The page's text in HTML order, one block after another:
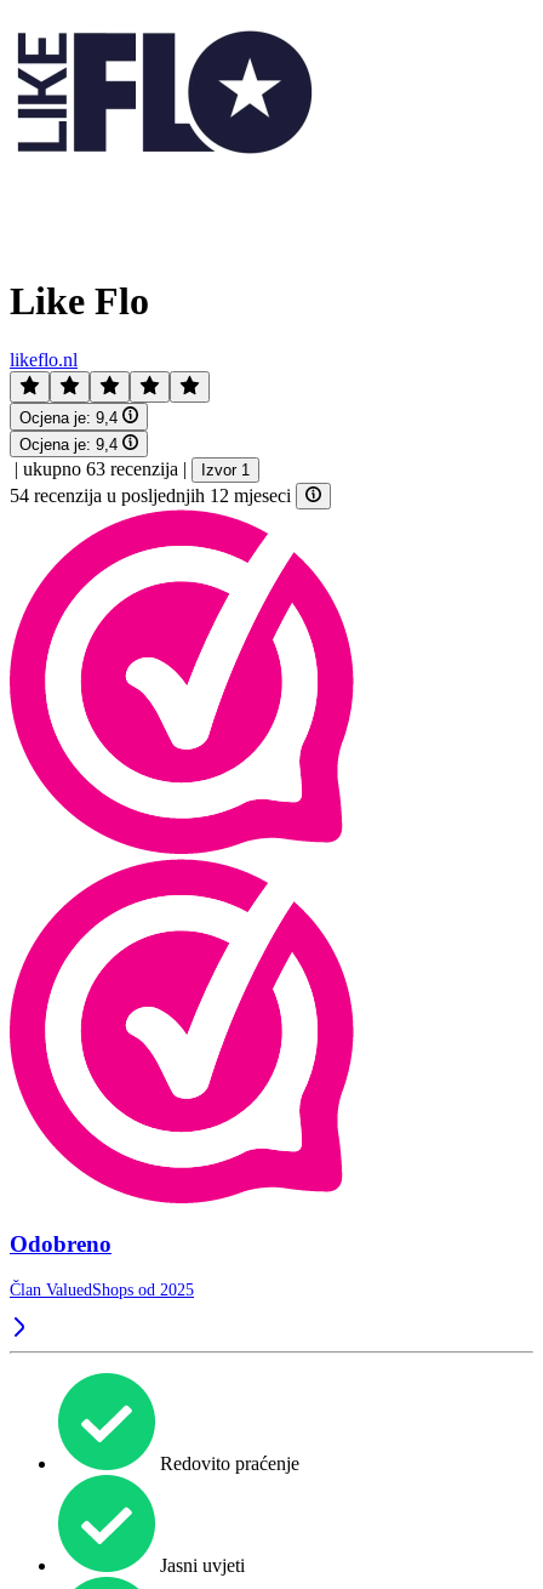
Like Flo
likeflo.nl
Ocjena je: 9,4
Ocjena je: 9,4
| ukupno 63 recenzija | Izvor 1
54 recenzija u posljednjih 12 mjeseci
Odobreno
Član ValuedShops od 2025
Redovito praćenje
Jasni uvjeti